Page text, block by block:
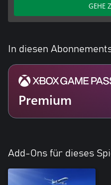
GEHE
In diesen
Premium
Add-Ons für dieses